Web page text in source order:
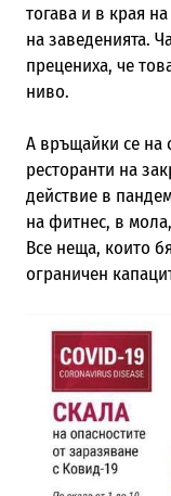
тогава и в края
на заведенията.
прецениха, че
ниво.
А връщайки се на
ресторанти на
действие в
на фитнес, в
Все неща, които
ограничен